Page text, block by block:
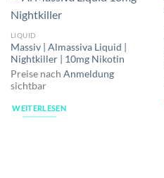
LIQUID
Massiv | Almassiva Liquid |
Nightkiller | 10mg Nikotin
Preise nach Anmeldung
sichtbar
WEITERLESEN